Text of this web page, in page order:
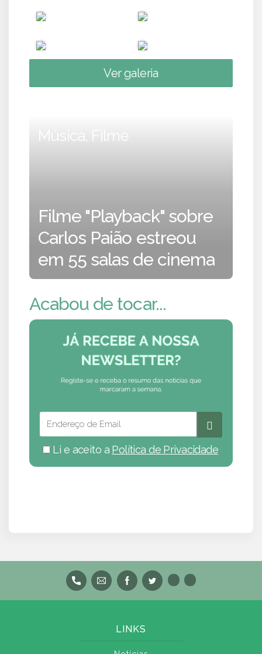
Ver galeria
Música, Filme
Filme "Playback" sobre
Carlos Paião estreou
em 55 salas de cinema
Acabou de tocar...
Li e aceito a Política de Privacidade
LINKS